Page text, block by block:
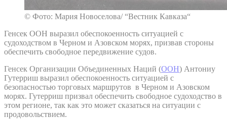
© Фото: Мария Новоселова/ “Вестник Кавказа“
Генсек ООН выразил обеспокоенность ситуацией с
судоходством в Черном и Азовском морях, призвав стороны
обеспечить свободное передвижение судов.
Генсек Организации Объединенных Наций (ООН) Антониу
Гутерриш выразил обеспокоенность ситуацией с
безопасностью торговых маршрутов в Черном и Азовском
морях. Гутерриш призвал обеспечить свободное судоходство в
этом регионе, так как это может сказаться на ситуации с
продовольствием.